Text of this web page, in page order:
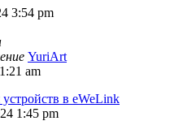
3:54 pm
YuriArt
am
в eWeLink
1:45 pm